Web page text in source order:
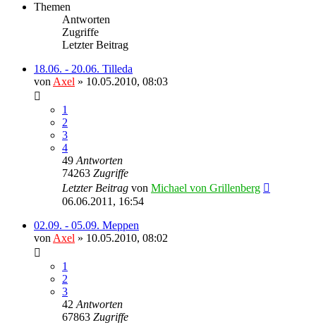
Themen
Antworten
Zugriffe
Letzter Beitrag
18.06. - 20.06. Tilleda
vonAxel » 10.05.2010, 08:03
1
2
3
4
49Antworten
74263 Zugriffe
Letzter Beitrag von Michael von Grillenberg
06.06.2011, 16:54
02.09. - 05.09. Meppen
vonAxel » 10.05.2010, 08:02
1
2
3
42Antworten
67863 Zugriffe